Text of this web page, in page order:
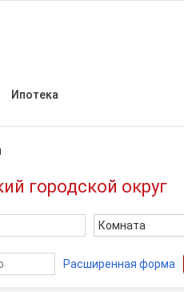
Ипотека
городской округ
Комната
Расширенная форма